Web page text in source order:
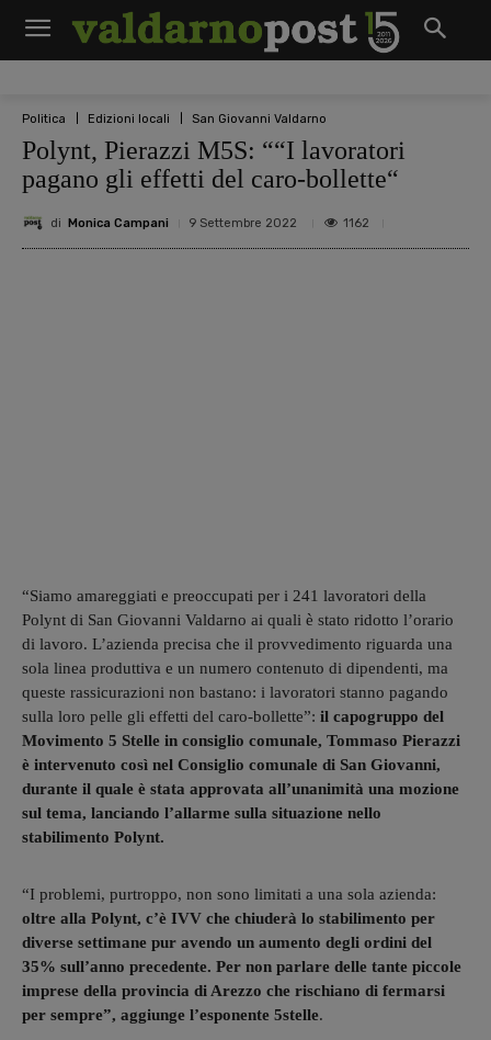
Politica Edizioni locali San Giovanni Valdarno
Polynt, Pierazzi M5S: ““I lavoratori
pagano gli effetti del caro-bollette“
di Monica Campani 9 Settembre 2022 1162
“Siamo amareggiati e preoccupati per i 241 lavoratori della
Polynt di San Giovanni Valdarno ai quali è stato ridotto l’orario
di lavoro. L’azienda precisa che il provvedimento riguarda una
sola linea produttiva e un numero contenuto di dipendenti, ma
queste rassicurazioni non bastano: i lavoratori stanno pagando
sulla loro pelle gli effetti del caro-bollette”: il capogruppo del
Movimento 5 Stelle in consiglio comunale, Tommaso Pierazzi
è intervenuto così nel Consiglio comunale di San Giovanni,
durante il quale è stata approvata all’unanimità una mozione
sul tema, lanciando l’allarme sulla situazione nello
stabilimento Polynt.
“I problemi, purtroppo, non sono limitati a una sola azienda:
oltre alla Polynt, c’è IVV che chiuderà lo stabilimento per
diverse settimane pur avendo un aumento degli ordini del
35% sull’anno precedente. Per non parlare delle tante piccole
imprese della provincia di Arezzo che rischiano di fermarsi
per sempre”, aggiunge l’esponente 5stelle.